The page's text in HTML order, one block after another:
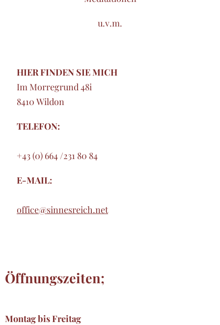
u.v.m.
HIER FINDEN SIE MICH
Im Morregrund 48i
8410 Wildon
TELEFON:
+43 (0) 664 /231 80 84
E-MAIL:
office@sinnesreich.net
Öffnungszeiten;
Montag bis Freitag